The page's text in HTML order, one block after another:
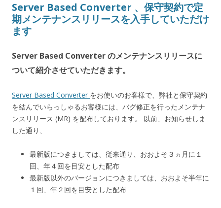
Server Based Converter 、保守契約で定
期メンテナンスリリースを入手していただけ
ます
Server Based Converter のメンテナンスリリースに
ついて紹介させていただきます。
Server Based Converter をお使いのお客様で、弊社と保守契約
を結んでいらっしゃるお客様には、バグ修正を行ったメンテナ
ンスリリース (MR) を配布しております。 以前、お知らせしま
した通り、
最新版につきましては、従来通り、おおよそ３ヵ月に１
回、年４回を目安とした配布
最新版以外のバージョンにつきましては、おおよそ半年に
１回、年２回を目安とした配布